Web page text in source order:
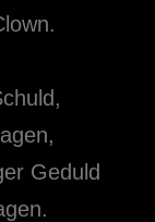
Geduld